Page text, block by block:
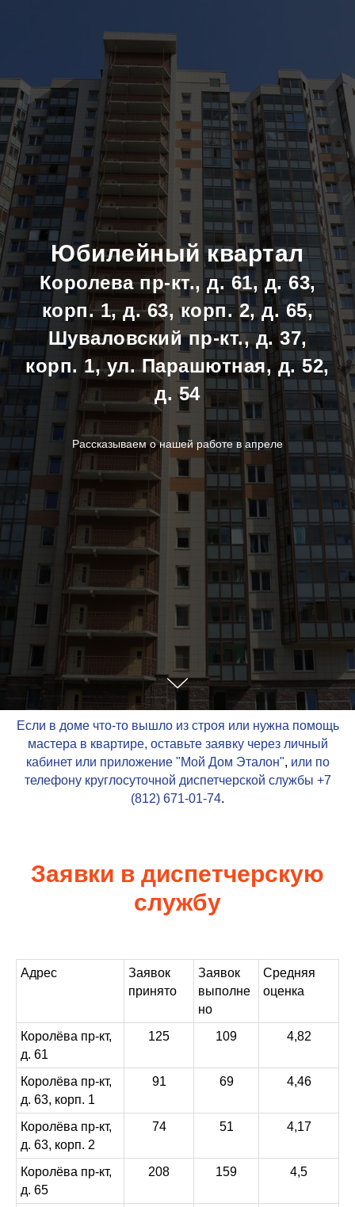
Юбилейный квартал
Королева пр-кт., д. 61, д. 63,
корп. 1, д. 63, корп. 2, д. 65,
Шуваловский пр-кт., д. 37,
корп. 1, ул. Парашютная, д. 52,
д. 54
Рассказываем о нашей работе в апреле
Если в доме что-то вышло из строя или нужна помощь
мастера в квартире, оставьте заявку через личный
кабинет или приложение "Мой Дом Эталон", или по
телефону круглосуточной диспетчерской службы +7
(812) 671-01-74.
Заявки в диспетчерскую
службу
Адрес
Заявок
принято
Заявок
выполне
но
Средняя
оценка
Королёва пр-кт,
д. 61
125 109 4,82
Королёва пр-кт,
д. 63, корп. 1
91 69 4,46
Королёва пр-кт,
д. 63, корп. 2
74 51 4,17
Королёва пр-кт,
д. 65
208 159 4,5